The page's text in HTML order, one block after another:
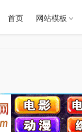
首页 网站模板